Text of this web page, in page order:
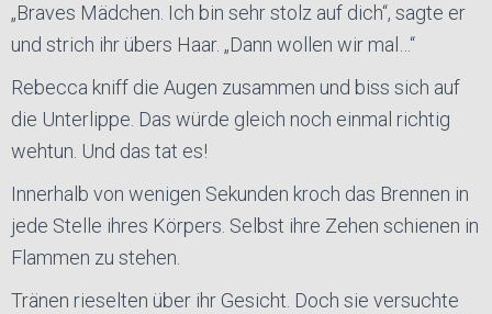
„Braves Mädchen. Ich bin sehr stolz auf dich“, sagte er
und strich ihr übers Haar. „Dann wollen wir mal…“
Rebecca kniff die Augen zusammen und biss sich auf
die Unterlippe. Das würde gleich noch einmal richtig
wehtun. Und das tat es!
Innerhalb von wenigen Sekunden kroch das Brennen in
jede Stelle ihres Körpers. Selbst ihre Zehen schienen in
Flammen zu stehen.
Tränen rieselten über ihr Gesicht. Doch sie versuchte